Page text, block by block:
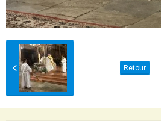
Retour